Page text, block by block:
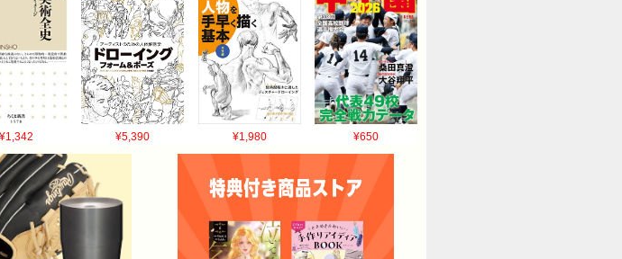
¥1,342 ¥5,390 ¥1,980 ¥650